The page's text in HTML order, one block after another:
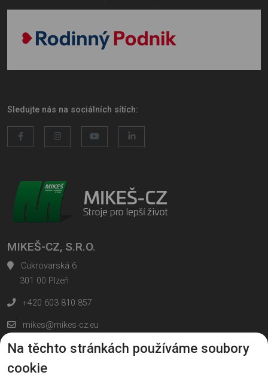
Sledujte nás na sociálních sítích:
MIKEŠ-CZ, S.R.O.
Cukrovarská 6
301 00 Plzeň
+420 603 810 857
mikes@mikes-cz.eu
Nahoru
Na těchto stránkách používáme soubory
cookie